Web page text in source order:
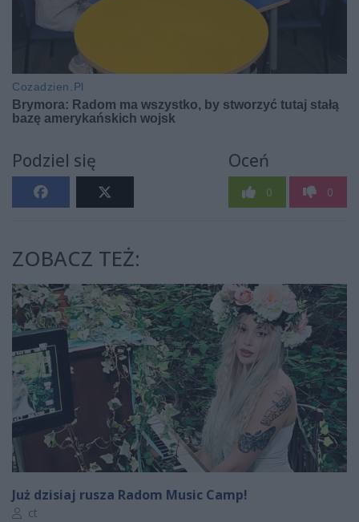
Podziel się Oceń
0 0
ZOBACZ TEŻ:
Już dzisiaj rusza Radom Music Camp!
Autor artykułu:
ct